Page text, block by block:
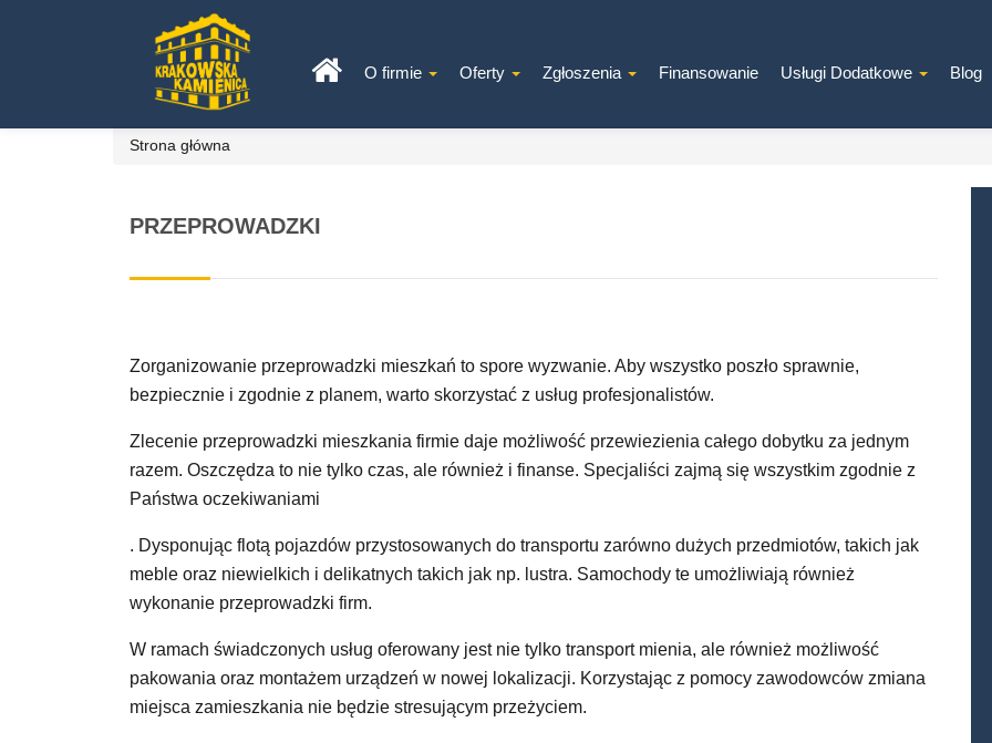
O firmie Oferty Zgłoszenia Finansowanie Usługi Dodatkowe Blog
Strona główna
PRZEPROWADZKI
Zorganizowanie przeprowadzki mieszkań to spore wyzwanie. Aby wszystko poszło sprawnie,
bezpiecznie i zgodnie z planem, warto skorzystać z usług profesjonalistów.
Zlecenie przeprowadzki mieszkania firmie daje możliwość przewiezienia całego dobytku za jednym
razem. Oszczędza to nie tylko czas, ale również i finanse. Specjaliści zajmą się wszystkim zgodnie z
Państwa oczekiwaniami
. Dysponując flotą pojazdów przystosowanych do transportu zarówno dużych przedmiotów, takich jak
meble oraz niewielkich i delikatnych takich jak np. lustra. Samochody te umożliwiają również
wykonanie przeprowadzki firm.
W ramach świadczonych usług oferowany jest nie tylko transport mienia, ale również możliwość
pakowania oraz montażem urządzeń w nowej lokalizacji. Korzystając z pomocy zawodowców zmiana
miejsca zamieszkania nie będzie stresującym przeżyciem.